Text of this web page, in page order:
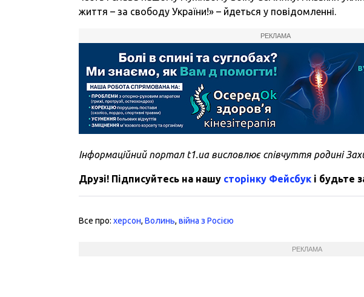
життя – за свободу України!» – йдеться у повідомленні.
РЕКЛАМА
Інформаційний портал t1.ua висловлює співчуття родині
Друзі! Підписуйтесь на нашу сторінку Фейсбук і будьте
Все про:херсон,Волинь,війна з Росією
РЕКЛАМА